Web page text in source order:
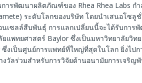
รพัฒนาผลิตภัณฑ์ของ Rhea Rhea Labs กำ
ระดับโลกของบริษัท โดยนำเสนอโซลู
เซลล์สืบพันธุ์ การแลกเปลี่ยนนี้จะได้รับการ
แพทยศาสตร์ Baylor ซึ่งเป็นมหาวิทยาลัยวิท
งเป็นศูนย์การแพทย์ที่ใหญ่ที่สุดในโลก ยิ่งไป
งวัลร่วมสำหรับการวิจัยด้านอนามัยการเจริญ